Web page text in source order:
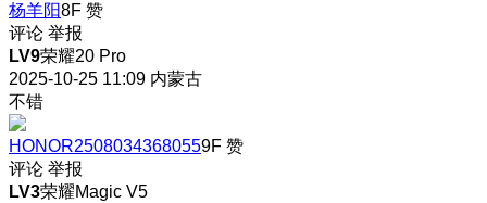
杨羊阳8F 赞
评论 举报
LV9荣耀20 Pro
2025-10-25 11:09 内蒙古
不错
HONOR25080343680559F 赞
评论 举报
LV3荣耀Magic V5